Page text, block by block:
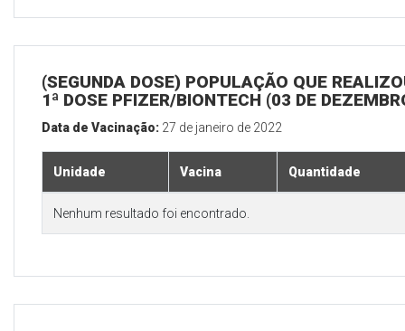
(SEGUNDA DOSE) POPULAÇÃO QUE
1ª DOSE PFIZER/BIONTECH (03 DE
Data de Vacinação: 27 de janeiro de 2022
Unidade Vacina Quantidade
Nenhum resultado foi encontrado.